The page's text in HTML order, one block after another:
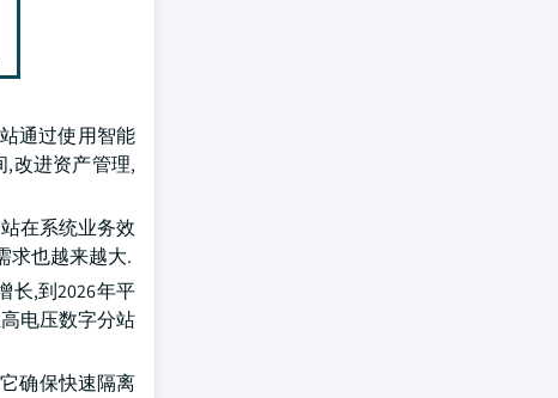
通过使用智能
,改进资产管理,
在系统业务效
求也越来越大.
长,到2026年平
电压数字分站
确保快速隔离